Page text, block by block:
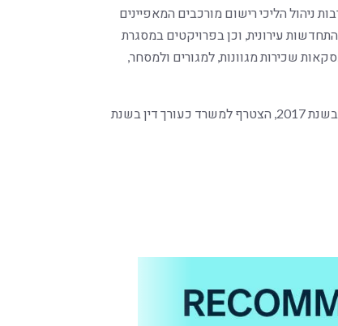
ניהול הליכי רישום מורכבים המאפיינים
התחדשות עירונית, וכן בפרויקטים במסגרת
שכירות מגוונות, למגורים ולמסחר,
איתן סיים לימודי תואר ראשון במשפטים באוניברסיטת תל אביב בשנת 2017, הצטרף למשרד כעורך דין בשנת